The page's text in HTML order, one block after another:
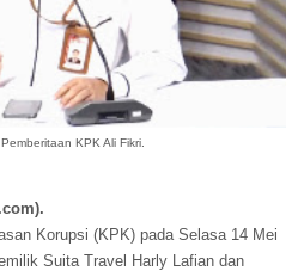
KPK Ali Fikri.
Korupsi (KPK) pada Selasa 14 Mei
Suita Travel Harly Lafian dan